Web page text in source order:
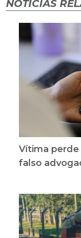
NOTÍCIAS
Vítima perde
falso